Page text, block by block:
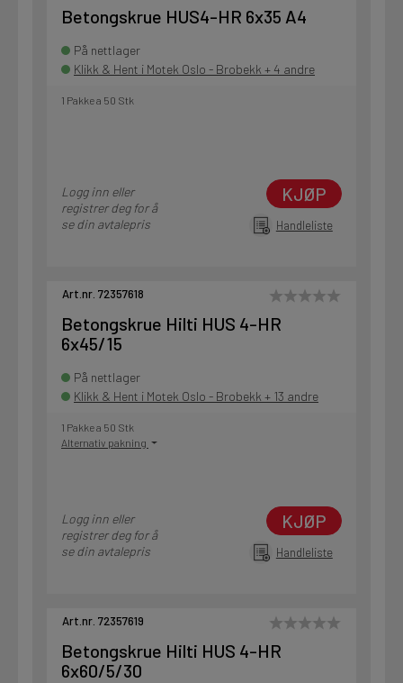
Betongskrue HUS4-HR 6x35 A4
På nettlager
Klikk & Hent i Motek Oslo - Brobekk + 4 andre
1 Pakke a 50 Stk
Logg inn eller
registrer deg for å
se din avtalepris
KJØP
Handleliste
Art.nr. 72357618
Betongskrue Hilti HUS 4-HR
6x45/15
På nettlager
Klikk & Hent i Motek Oslo - Brobekk + 13 andre
1 Pakke a 50 Stk
Alternativ pakning
Logg inn eller
registrer deg for å
se din avtalepris
KJØP
Handleliste
Art.nr. 72357619
Betongskrue Hilti HUS 4-HR
6x60/5/30